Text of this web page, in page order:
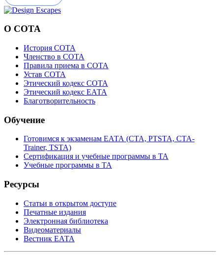
О СОТА
История СОТА
Членство в СОТА
Правила приема в СОТА
Устав СОТА
Этический кодекс СОТА
Этический кодекс ЕАТА
Благотворительность
Обучение
Готовимся к экзаменам ЕАТА (СТА, PTSTA, СТА-
Trainer, TSTA)
Сертификация и учебные программы в ТА
Учебные программы в ТА
Ресурсы
Статьи в открытом доступе
Печатные издания
Электронная библиотека
Видеоматериалы
Вестник ЕАТА